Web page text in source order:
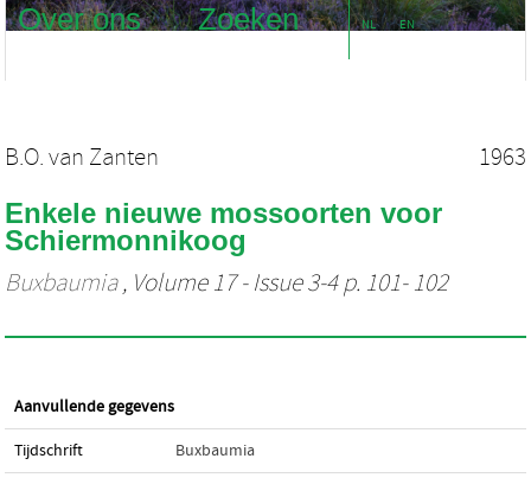
Over ons
Zoeken NL EN
B.O. van Zanten 1963
Enkele nieuwe mossoorten voor
Schiermonnikoog
Buxbaumia, Volume 17 - Issue 3-4 p. 101- 102
Aanvullende gegevens
Tijdschrift Buxbaumia